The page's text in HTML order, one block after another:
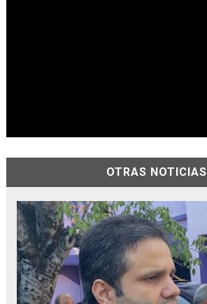
OTRAS NOTICIAS